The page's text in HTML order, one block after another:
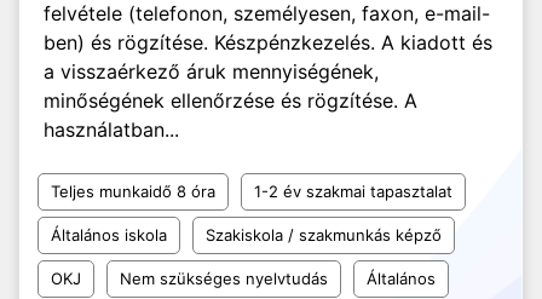
felvétele (telefonon, személyesen, faxon, e-mail-
ben) és rögzítése. Készpénzkezelés. A kiadott és
a visszaérkező áruk mennyiségének,
minőségének ellenőrzése és rögzítése. A
használatban...
Teljes munkaidő 8 óra 1-2 év szakmai tapasztalat
Általános iskola Szakiskola / szakmunkás képző
OKJ Nem szükséges nyelvtudás Általános